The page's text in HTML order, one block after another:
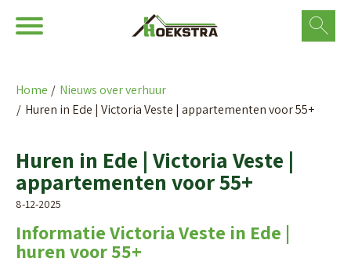
Naar hoofdinhoud
Naar hoofdnavigatiemenu
Naar zoeken
Naar de homepage
Ga naar Hoofd
Home
Nieuws over verhuur
Huren in Ede | Victoria Veste | appartementen voor 55+
Huren in Ede | Victoria Veste |
appartementen voor 55+
8-12-2025
Informatie Victoria Veste in Ede |
huren voor 55+